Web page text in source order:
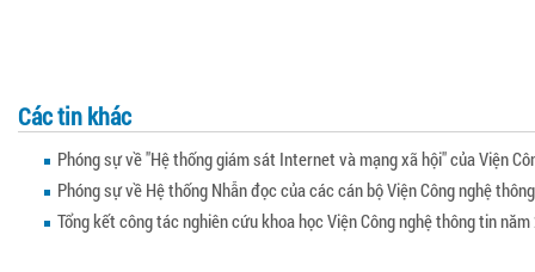
Các tin khác
Phóng sự về "Hệ thống giám sát Internet và mạng xã hội" của Viện
Phóng sự về Hệ thống Nhẫn đọc của các cán bộ Viện Công nghệ
Tổng kết công tác nghiên cứu khoa học Viện Công nghệ thông tin năm